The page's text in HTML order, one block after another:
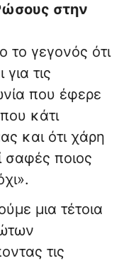
στην
το γεγονός ότι
τις
που έφερε
κάτι
και ότι χάρη
σαφές ποιος
μια τέτοια
τις